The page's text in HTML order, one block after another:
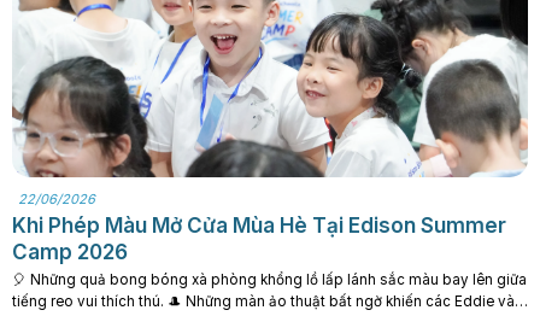
22/06/2026
Khi Phép Màu Mở Cửa Mùa Hè Tại Edison Summer
Camp 2026
️🎈 Những quả bong bóng xà phòng khổng lồ lấp lánh sắc màu bay lên giữa
tiếng reo vui thích thú. 🎩 Những màn ảo thuật bất ngờ khiến các Eddie và